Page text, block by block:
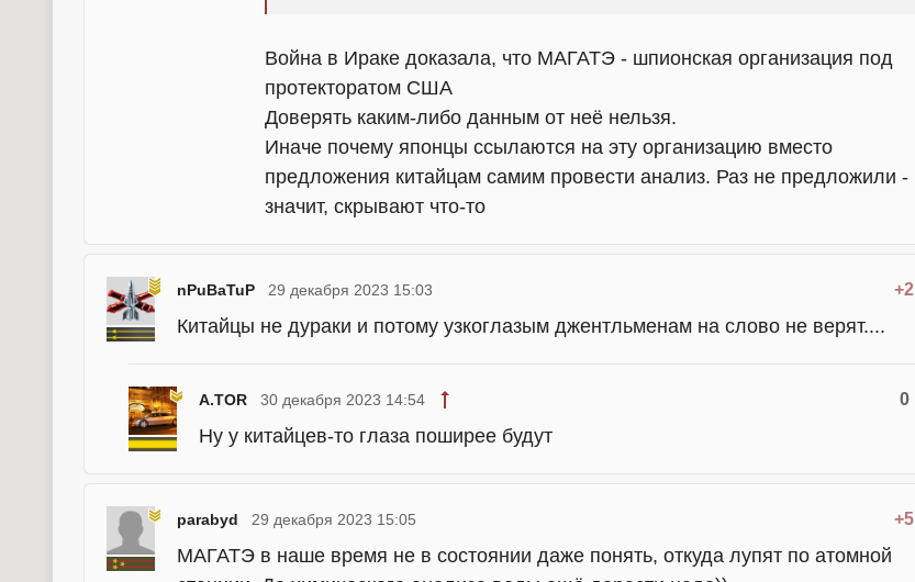
Война в Ираке доказала, что МАГАТЭ - шпионская организация под
протекторатом США
Доверять каким-либо данным от неё нельзя.
Иначе почему японцы ссылаются на эту организацию вместо
предложения китайцам самим провести анализ. Раз не предложили -
значит, скрывают что-то
nPuBaTuP +2
29 декабря 2023 15:03
Китайцы не дураки и потому узкоглазым джентльменам на слово не верят....
A.TOR 0
30 декабря 2023 14:54
Ну у китайцев-то глаза поширее будут
parabyd +5
29 декабря 2023 15:05
МАГАТЭ в наше время не в состоянии даже понять, откуда лупят по атомной